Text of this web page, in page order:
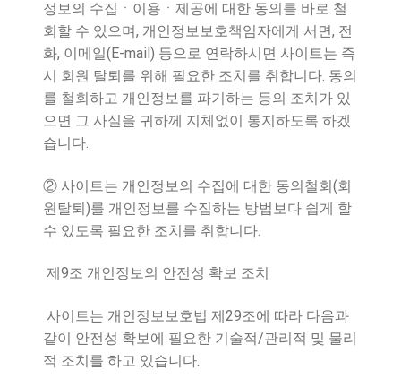
정보의 수집ㆍ이용ㆍ제공에 대한 동의를 바로 철
회할 수 있으며, 개인정보보호책임자에게 서면, 전
화, 이메일(E-mail) 등으로 연락하시면 사이트는 즉
시 회원 탈퇴를 위해 필요한 조치를 취합니다. 동의
를 철회하고 개인정보를 파기하는 등의 조치가 있
으면 그 사실을 귀하께 지체없이 통지하도록 하겠
습니다.
② 사이트는 개인정보의 수집에 대한 동의철회 (회
원탈퇴 )를 개인정보를 수집하는 방법보다 쉽게 할
수 있도록 필요한 조치를 취합니다.
제 9조 개인정보의 안전성 확보 조치
사이트는 개인정보보호법 제 29조에 따라 다음과
같이 안전성 확보에 필요한 기술적/관리적 및 물리
적 조치를 하고 있습니다.